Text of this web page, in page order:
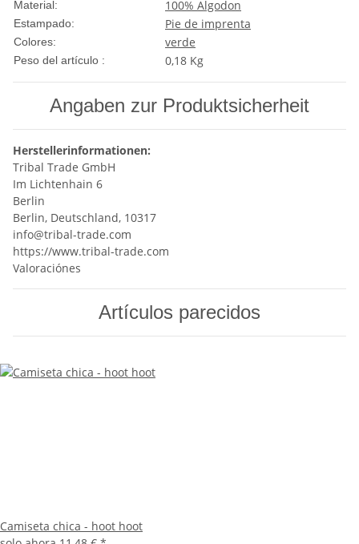
Material: 100% Algodon
Estampado: Pie de imprenta
Colores: verde
Peso del artículo : 0,18 Kg
Angaben zur Produktsicherheit
Herstellerinformationen:
Tribal Trade GmbH
Im Lichtenhain 6
Berlin
Berlin, Deutschland, 10317
info@tribal-trade.com
https://www.tribal-trade.com
Valoraciónes
Artículos parecidos
Camiseta chica - hoot hoot